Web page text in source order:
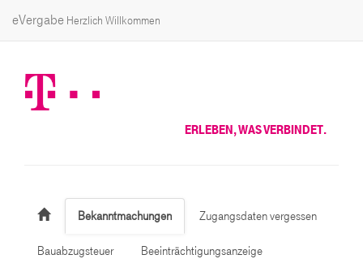
eVergabe Herzlich Willkommen
ERLEBEN, WAS VERBINDET.
Bekanntmachungen Zugangsdaten vergessen
Bauabzugsteuer Beeinträchtigungsanzeige